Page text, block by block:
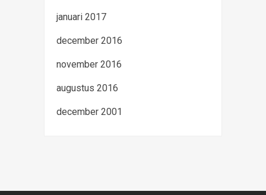
januari 2017
december 2016
november 2016
augustus 2016
december 2001